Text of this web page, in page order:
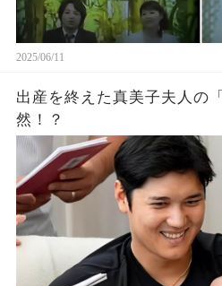
2025/06/11
出産を終えた真美子夫人の
然！？